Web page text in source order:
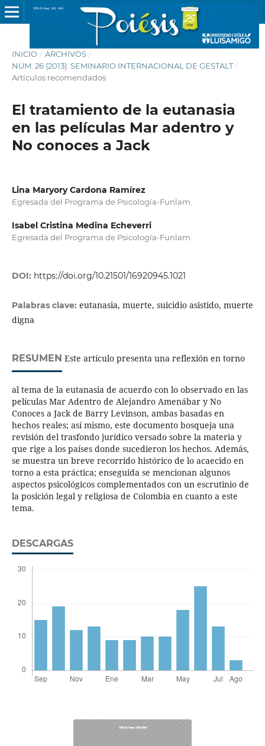
INICIO / ARCHIVOS /
NÚM. 26 (2013): SEMINARIO INTERNACIONAL DE GESTALT /
Artículos recomendados
El tratamiento de la eutanasia
en las películas Mar adentro y
No conoces a Jack
Lina Maryory Cardona Ramírez
Egresada del Programa de Psicología-Funlam.
Isabel Cristina Medina Echeverri
Egresada del Programa de Psicología-Funlam.
DOI: https://doi.org/10.21501/16920945.1021
Palabras clave: eutanasia, muerte, suicidio asistido, muerte
digna
RESUMEN Este artículo presenta una reflexión en torno
al tema de la eutanasia de acuerdo con lo observado en las
películas Mar Adentro de Alejandro Amenábar y No
Conoces a Jack de Barry Levinson, ambas basadas en
hechos reales; así mismo, este documento bosqueja una
revisión del trasfondo jurídico versado sobre la materia y
que rige a los países donde sucedieron los hechos. Además,
se muestra un breve recorrido histórico de lo acaecido en
torno a esta práctica; enseguida se mencionan algunos
aspectos psicológicos complementados con un escrutinio de
la posición legal y religiosa de Colombia en cuanto a este
tema.
DESCARGAS